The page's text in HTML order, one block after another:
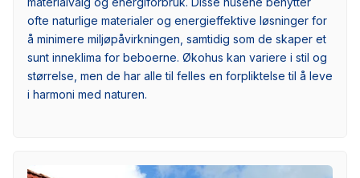
ofte naturlige materialer og energieffektive løsninger for
å minimere miljøpåvirkningen, samtidig som de skaper et
sunt inneklima for beboerne. Økohus kan variere i stil og
størrelse, men de har alle til felles en forpliktelse til å leve
i harmoni med naturen.